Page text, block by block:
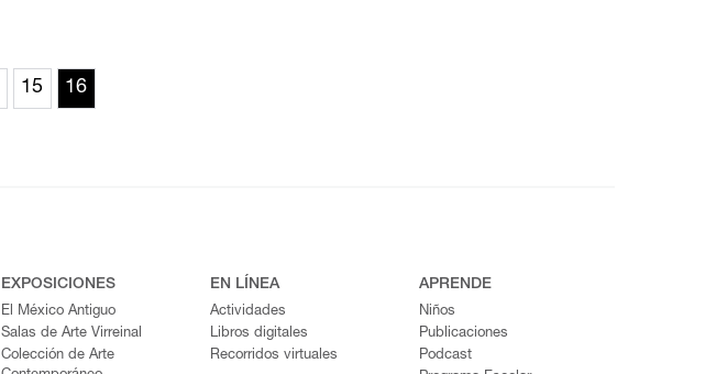
15 16
EXPOSICIONES
El México Antiguo
Salas de Arte Virreinal
Colección de Arte
EN LÍNEA
Actividades
Libros digitales
Recorridos virtuales
APRENDE
Niños
Publicaciones
Podcast